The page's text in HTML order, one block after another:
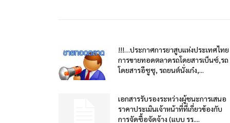
!!!…ประกาศการยาสูบแห่งประเทศไทย
การขายทอดตลาดรถโดยสารเบ็นซ์,รถ
โดยสารอีซูซุ, รถยนต์นั่งเก๋ง,...
เอกสารรับรองระหว่างผู้ชนะการเสนอ
ราคาประเมินเจ้าหน้าที่ที่เกี่ยวข้องกับ
การจัดซื้อจัดจ้าง (แบบ รร....